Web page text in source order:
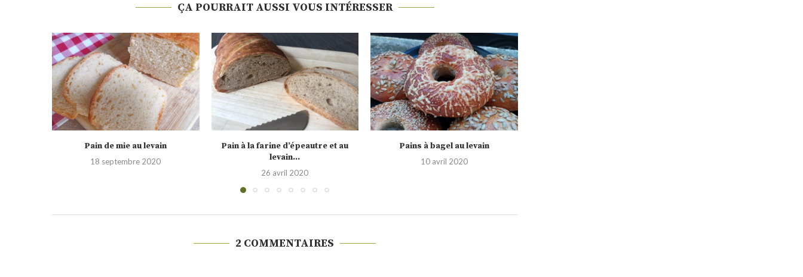
ÇA POURRAIT AUSSI VOUS INTÉRESSER
Pain à la farine d’épeautre et au
levain...
Pains à bagel au levain
10 avril 2020
Msemen (crêpes feuilletées)
3 juillet 2019
2 COMMENTAIRES